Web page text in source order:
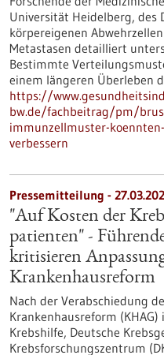
Universität Heidelberg, des
körpereigenen
Metastasen detailliert
Bestimmte
einem längeren Überleben
https://
bw.de/fachbeitrag/pm/
immunzellmuster-
verbessern
Pressemitteilung -
"Auf Kosten der
patienten" -
kritisieren
Krankenhausreform
Nach der Verabschiedung
Krankenhausreform
Krebshilfe, Deutsche
Krebsforschungszentrum